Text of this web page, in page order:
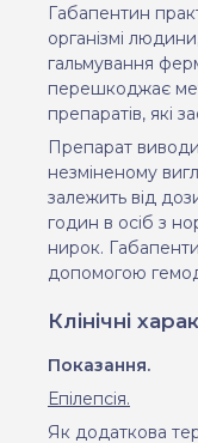
Габапентин
організмі
гальмування
перешкоджає
препаратів, які
Препарат
незміненому
залежить від
годин в осіб з
нирок.
допомогою
Клінічні
Показання.
Епілепсія.
Як додаткова